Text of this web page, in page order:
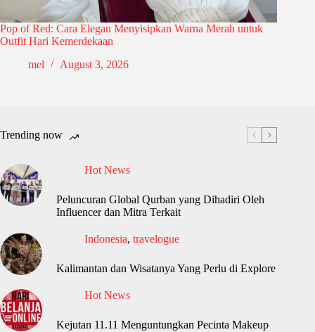
Pop of Red: Cara Elegan Menyisipkan Warna Merah untuk
Outfit Hari Kemerdekaan
mel
August 3, 2026
Trending now
Hot News
Peluncuran Global Qurban yang Dihadiri Oleh
Influencer dan Mitra Terkait
Indonesia, travelogue
Kalimantan dan Wisatanya Yang Perlu di Explore
Hot News
Kejutan 11.11 Menguntungkan Pecinta Makeup